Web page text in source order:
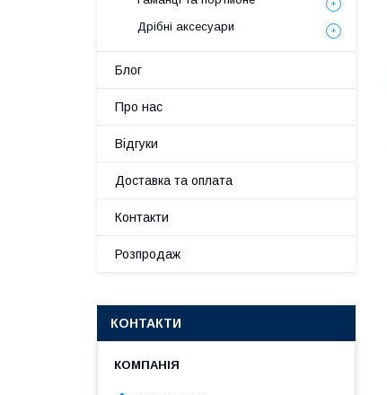
Дрібні аксесуари
Блог
Про нас
Відгуки
Доставка та оплата
Контакти
Розпродаж
КОНТАКТИ